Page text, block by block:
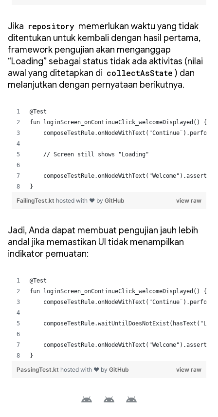
Jika repository memerlukan waktu yang tidak
ditentukan untuk kembali dengan hasil pertama,
framework pengujian akan menganggap
“Loading” sebagai status tidak ada aktivitas (nilai
awal yang ditetapkan di collectAsState ) dan
melanjutkan dengan pernyataan berikutnya.
Jadi, Anda dapat membuat pengujian jauh lebih
andal jika memastikan UI tidak menampilkan
indikator pemuatan: